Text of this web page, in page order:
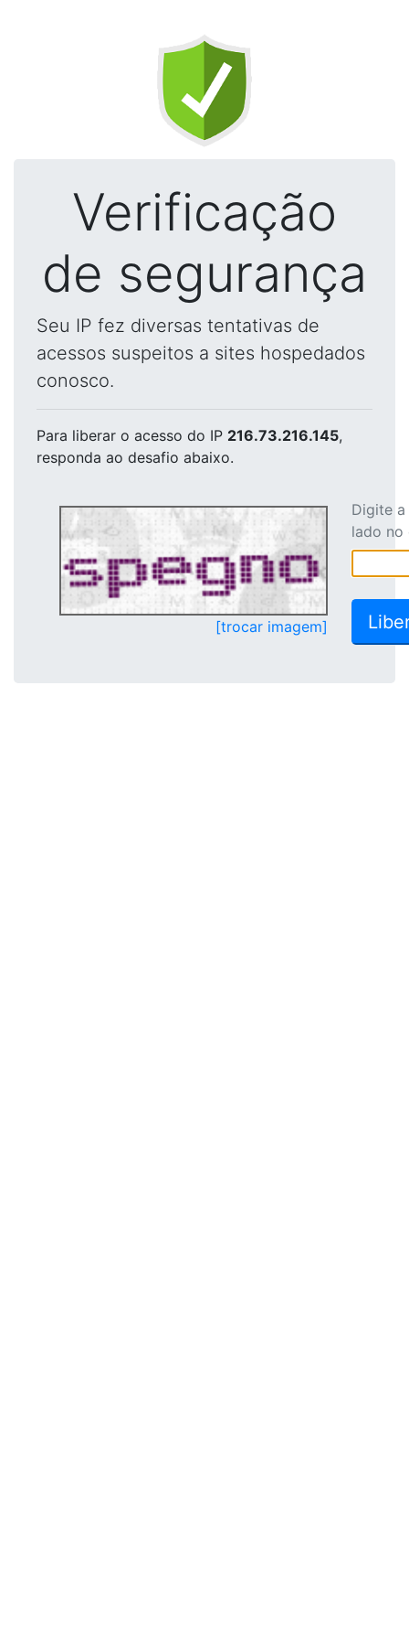
Verificação
de segurança
Seu IP fez diversas tentativas de
acessos suspeitos a sites hospedados
conosco.
Para liberar o acesso do IP 216.73.216.145,
responda ao desafio abaixo.
[trocar imagem]
Digite
lado no